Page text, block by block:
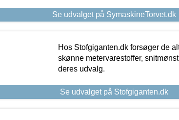
Se udvalget på SymaskineTorvet.dk
Hos Stofgiganten.dk forsøger de
skønne metervarestoffer,
deres udvalg.
Se udvalget på Stofgiganten.dk